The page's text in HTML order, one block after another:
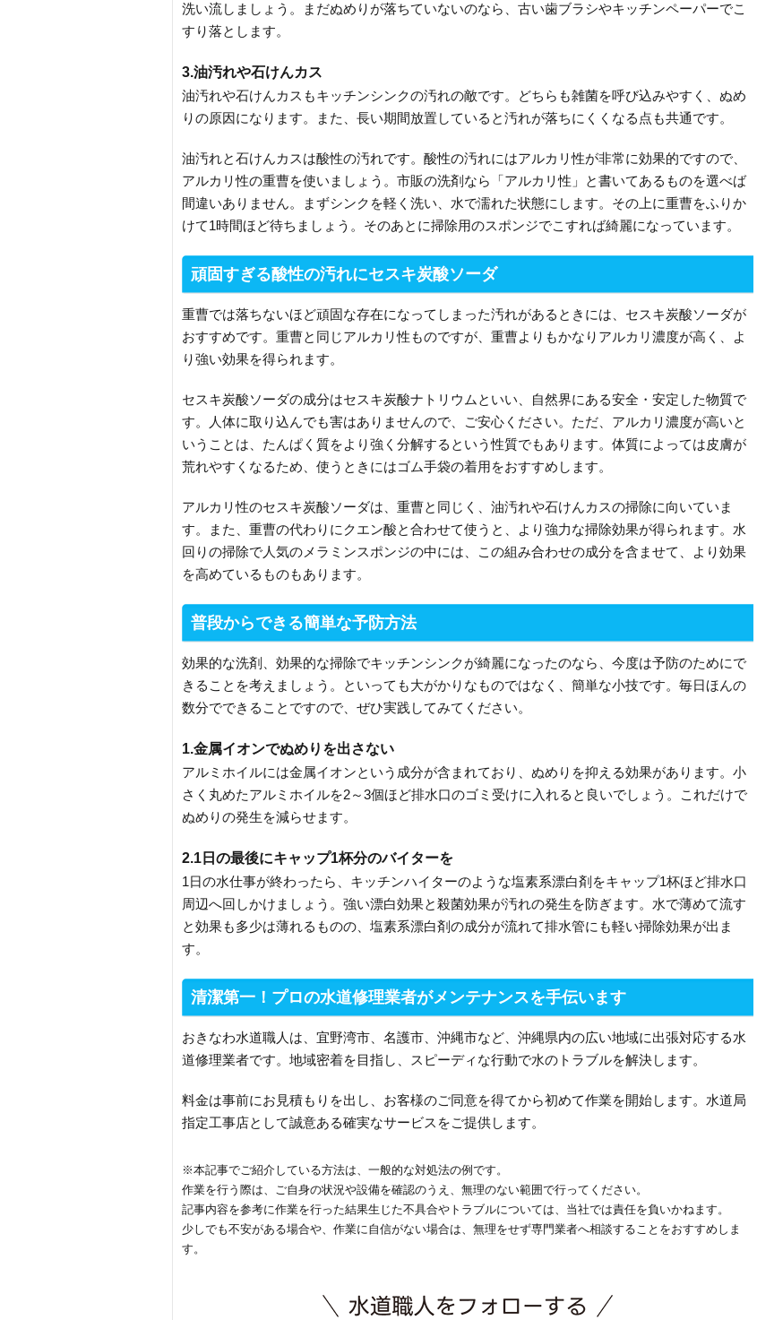
洗い流しましょう。まだぬめりが落ちていないのなら、古い歯ブラシやキッチンペーパーでこ
すり落とします。
3.油汚れや石けんカス
油汚れや石けんカスもキッチンシンクの汚れの敵です。どちらも雑菌を呼び込みやすく、ぬめ
りの原因になります。また、長い期間放置していると汚れが落ちにくくなる点も共通です。
油汚れと石けんカスは酸性の汚れです。酸性の汚れにはアルカリ性が非常に効果的ですので、
アルカリ性の重曹を使いましょう。市販の洗剤なら「アルカリ性」と書いてあるものを選べば
間違いありません。まずシンクを軽く洗い、水で濡れた状態にします。その上に重曹をふりか
けて1時間ほど待ちましょう。そのあとに掃除用のスポンジでこすれば綺麗になっています。
頑固すぎる酸性の汚れにセスキ炭酸ソーダ
重曹では落ちないほど頑固な存在になってしまった汚れがあるときには、セスキ炭酸ソーダが
おすすめです。重曹と同じアルカリ性ものですが、重曹よりもかなりアルカリ濃度が高く、よ
り強い効果を得られます。
セスキ炭酸ソーダの成分はセスキ炭酸ナトリウムといい、自然界にある安全・安定した物質で
す。人体に取り込んでも害はありませんので、ご安心ください。ただ、アルカリ濃度が高いと
いうことは、たんぱく質をより強く分解するという性質でもあります。体質によっては皮膚が
荒れやすくなるため、使うときにはゴム手袋の着用をおすすめします。
アルカリ性のセスキ炭酸ソーダは、重曹と同じく、油汚れや石けんカスの掃除に向いていま
す。また、重曹の代わりにクエン酸と合わせて使うと、より強力な掃除効果が得られます。水
回りの掃除で人気のメラミンスポンジの中には、この組み合わせの成分を含ませて、より効果
を高めているものもあります。
普段からできる簡単な予防方法
効果的な洗剤、効果的な掃除でキッチンシンクが綺麗になったのなら、今度は予防のためにで
きることを考えましょう。といっても大がかりなものではなく、簡単な小技です。毎日ほんの
数分でできることですので、ぜひ実践してみてください。
1.金属イオンでぬめりを出さない
アルミホイルには金属イオンという成分が含まれており、ぬめりを抑える効果があります。小
さく丸めたアルミホイルを2～3個ほど排水口のゴミ受けに入れると良いでしょう。これだけで
ぬめりの発生を減らせます。
2.1日の最後にキャップ1杯分のバイターを
1日の水仕事が終わったら、キッチンハイターのような塩素系漂白剤をキャップ1杯ほど排水口
周辺へ回しかけましょう。強い漂白効果と殺菌効果が汚れの発生を防ぎます。水で薄めて流す
と効果も多少は薄れるものの、塩素系漂白剤の成分が流れて排水管にも軽い掃除効果が出ま
す。
清潔第一！プロの水道修理業者がメンテナンスを手伝います
おきなわ水道職人は、宜野湾市、名護市、沖縄市など、沖縄県内の広い地域に出張対応する水
道修理業者です。地域密着を目指し、スピーディな行動で水のトラブルを解決します。
料金は事前にお見積もりを出し、お客様のご同意を得てから初めて作業を開始します。水道局
指定工事店として誠意ある確実なサービスをご提供します。
※本記事でご紹介している方法は、一般的な対処法の例です。
作業を行う際は、ご自身の状況や設備を確認のうえ、無理のない範囲で行ってください。
記事内容を参考に作業を行った結果生じた不具合やトラブルについては、当社では責任を負いかねます。
少しでも不安がある場合や、作業に自信がない場合は、無理をせず専門業者へ相談することをおすすめしま
す。